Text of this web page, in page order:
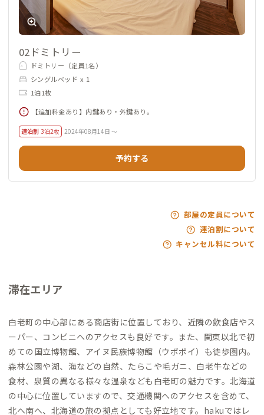
02ドミトリー
ドミトリー（定員1名）
シングルベッド x 1
1泊1枚
【追加料金あり】内鍵あり・外鍵あり。
連泊割 3泊2枚 2024年08月14日 ～
予約する
部屋の定員について
連泊割について
キャンセル料について
滞在エリア
白老町の中心部にある商店街に位置しており、近隣の飲食店やス
ーパー、コンビニへのアクセスも良好です。また、関東以北で初
めての国立博物館、アイヌ民族博物館（ウポポイ）も徒歩圏内。
森林公園や湖、海などの自然、たらこや毛ガニ、白老牛などの
食材、泉質の異なる様々な温泉なども白老町の魅力です。北海道
の中心に位置していますので、交通機関へのアクセスを含めて、
北へ南へ、北海道の旅の拠点としても好立地です。hakuではレ